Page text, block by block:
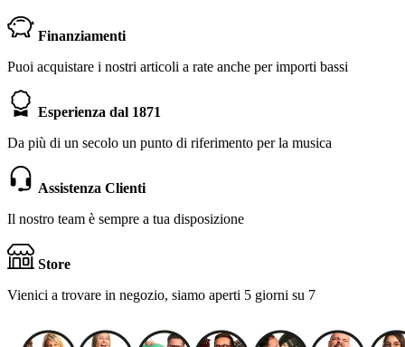
Finanziamenti
Puoi acquistare i nostri articoli a rate anche per importi bassi
Esperienza dal 1871
Da più di un secolo un punto di riferimento per la musica
Assistenza Clienti
Il nostro team è sempre a tua disposizione
Store
Vienici a trovare in negozio, siamo aperti 5 giorni su 7